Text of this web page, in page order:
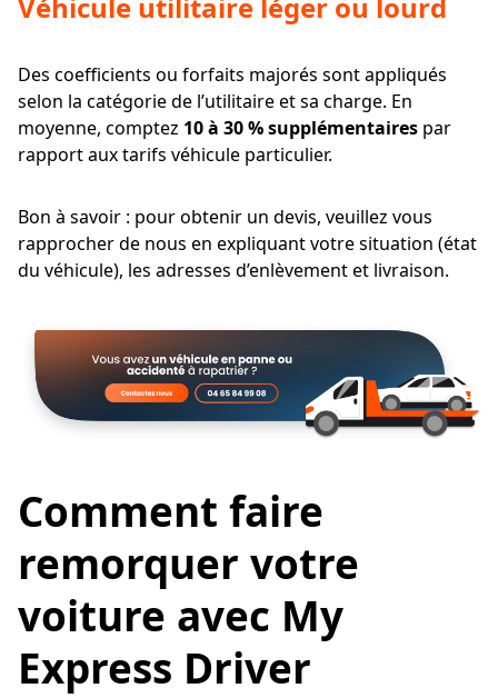
Véhicule utilitaire léger ou lourd
Des coefficients ou forfaits majorés sont appliqués
selon la catégorie de l’utilitaire et sa charge. En
moyenne, comptez 10 à 30 % supplémentaires par
rapport aux tarifs véhicule particulier.
Bon à savoir : pour obtenir un devis, veuillez vous
rapprocher de nous en expliquant votre situation (état
du véhicule), les adresses d’enlèvement et livraison.
Comment faire
remorquer votre
voiture avec My
Express Driver